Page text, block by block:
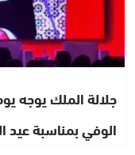
جلالة الملك يوجه
الوفي بمناسبة عيد